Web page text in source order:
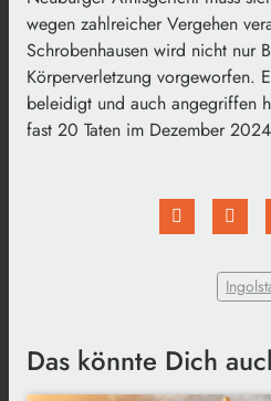
wegen zahlreicher Vergehen
Schrobenhausen wird nicht nur
Körperverletzung vorgeworfen.
beleidigt und auch angegriffen
fast 20 Taten im Dezember
Das könnte Dich